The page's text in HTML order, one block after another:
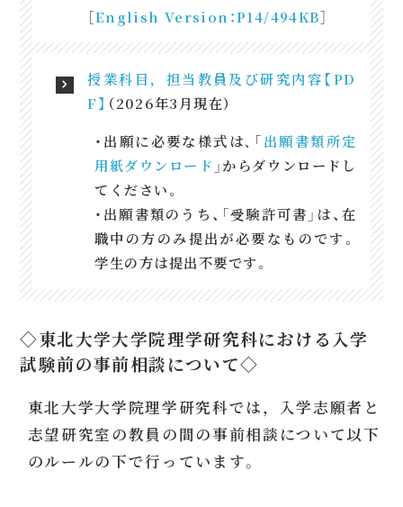
［English Version：P14/494KB］
授業科目，担当教員及び研究内容【PD
F】 （2026年3月現在）
・出願に必要な様式は､「出願書類所定
用紙ダウンロード 」からダウンロードし
てください。
・出願書類のうち、「受験許可書」は、在
職中の方のみ提出が必要なものです。
学生の方は提出不要です。
◇東北大学大学院理学研究科における入学
試験前の事前相談について◇
東北大学大学院理学研究科では，入学志願者と
志望研究室の教員の間の事前相談について以下
のルールの下で行っています。